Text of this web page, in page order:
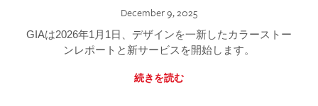
December 9, 2025
GIAは2026年1月1日、デザインを一新したカラーストー
ンレポートと新サービスを開始します。
続きを読む